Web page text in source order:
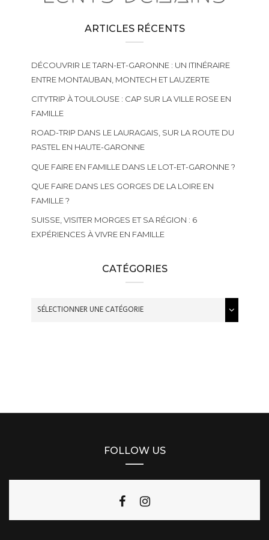
ARTICLES RÉCENTS
DÉCOUVRIR LE TARN-ET-GARONNE : UN ITINÉRAIRE
ENTRE MONTAUBAN, MONTECH ET LAUZERTE
CITYTRIP À TOULOUSE : CAP SUR LA VILLE ROSE EN
FAMILLE
ROAD-TRIP DANS LE LAURAGAIS, SUR LA ROUTE DU
PASTEL EN HAUTE-GARONNE
QUE FAIRE EN FAMILLE DANS LE LOT-ET-GARONNE ?
QUE FAIRE DANS LES GORGES DE LA LOIRE EN
FAMILLE ?
SUISSE, VISITER MORGES ET SA RÉGION : 6
EXPÉRIENCES À VIVRE EN FAMILLE
CATÉGORIES
FOLLOW US